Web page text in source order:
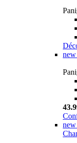
new
new